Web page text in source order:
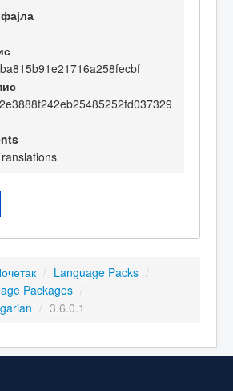
/ Language Packs /
Packages /
/ 3.6.0.1